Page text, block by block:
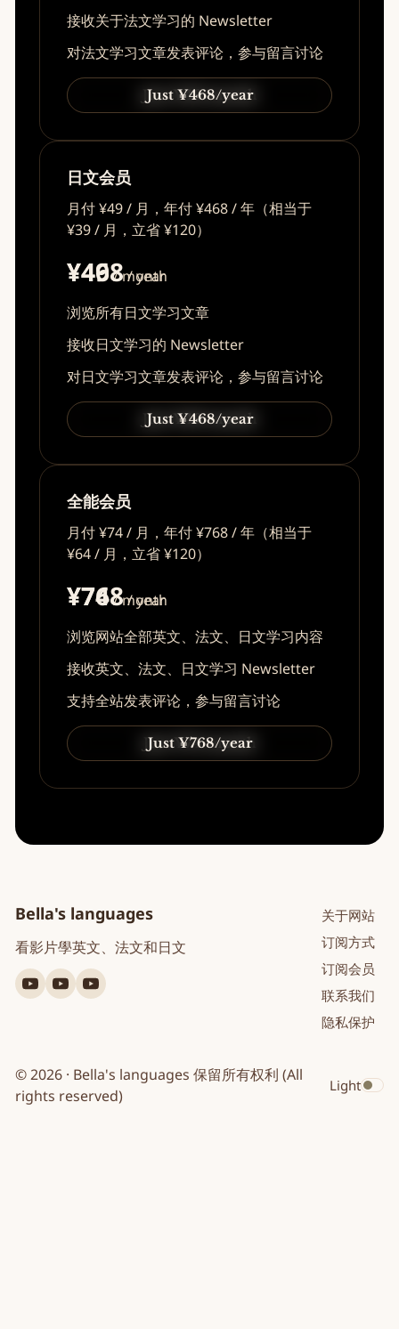
接收关于法文学习的 Newsletter
对法文学习文章发表评论，参与留言讨论
Just ¥49/month
Just ¥468/year
日文会员
月付 ¥49 / 月，年付 ¥468 / 年（相当于
¥39 / 月，立省 ¥120）
¥49/ month
¥468/ year
浏览所有日文学习文章
接收日文学习的 Newsletter
对日文学习文章发表评论，参与留言讨论
Just ¥49/month
Just ¥468/year
全能会员
月付 ¥74 / 月，年付 ¥768 / 年（相当于
¥64 / 月，立省 ¥120）
¥74/ month
¥768/ year
浏览网站全部英文、法文、日文学习内容
接收英文、法文、日文学习 Newsletter
支持全站发表评论，参与留言讨论
Just ¥74/month
Just ¥768/year
Bella's languages
看影片學英文、法文和日文
YouTube
英
YouTube
法
YouTube
日
关于网站
订阅方式
订阅会员
联系我们
隐私保护
© 2026 · Bella's languages 保留所有权利 (All
rights reserved)
Toggle
Light